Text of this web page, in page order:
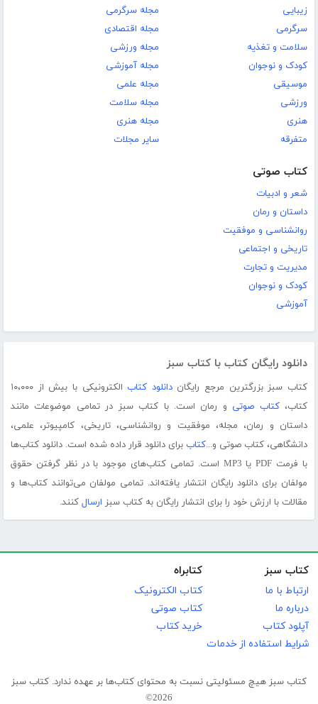
زیبایی
سرگرمی
سلامت و تغذیه
کودک و نوجوان
موسیقی
ورزشی
هنری
متفرقه
مجله سرگرمی
مجله اقتصادی
مجله ورزشی
مجله آموزشی
مجله علمی
مجله سلامت
مجله هنری
سایر مجلات
کتاب صوتی
شعر و ادبیات
داستان و رمان
روانشناسی و موفقیت
تاریخی و اجتماعی
مدیریت و تجارت
کودک و نوجوان
آموزشی
دانلود رایگان کتاب با کتاب سبز
کتاب سبز بزرگترین مرجع رایگاندانلود کتاب
الکترونیکی با بیش از ۱۰،۰۰۰
کتاب،کتاب صوتی و رمان است. با کتاب سبز در تمامی موضوعات مانند
داستان و رمان، مجله، موفقیت و روانشناسی، تاریخی، کامپیوتر، علمی،
دانشگاهی، کتاب صوتی و...کتاب برای دانلود قرار داده شده است. دانلود کتاب‌ها
با فرمت PDF یا MP3 است. تمامی کتاب‌های موجود با در نظر گرفتن حقوق
مولفان برای دانلود رایگان انتشار یافته‌اند. تمامی مولفان می‌توانند کتاب‌ها و
مقالات با ارزش خود را برای انتشار رایگان به کتاب سبز ارسال کنند.
کتاب سبز
ارتباط با ما
درباره ما
آپلود کتاب
شرایط استفاده از خدمات
کتابراه
کتاب الکترونیک
کتاب صوتی
خرید کتاب
کتاب سبز هیچ مسئولیتی نسبت به محتوای کتاب‌ها بر عهده ندارد. کتاب سبز
2026©